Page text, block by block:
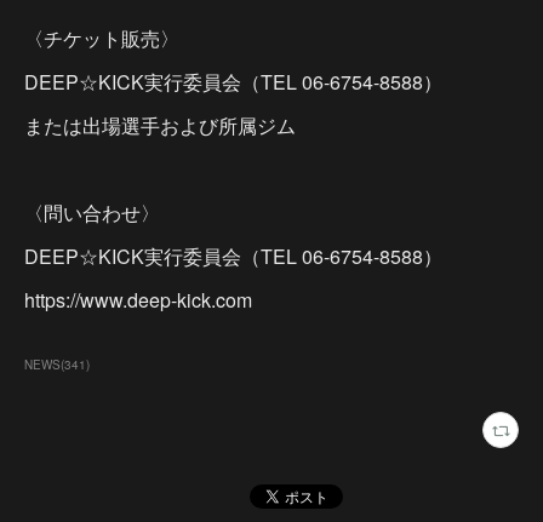
〈チケット販売〉
DEEP☆KICK実行委員会（TEL 06-6754-8588）
または出場選手および所属ジム
〈問い合わせ〉
DEEP☆KICK実行委員会（TEL 06-6754-8588）
https://www.deep-kick.com
NEWS(341)